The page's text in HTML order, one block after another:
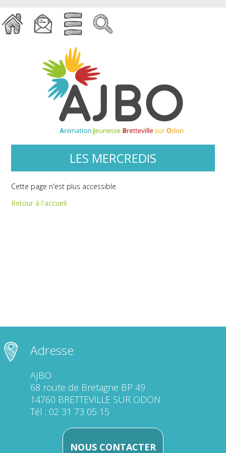
LES MERCREDIS
Cette page n'est plus accessible.
Retour à l'accueil
Adresse
AJBO
68 route de Bretagne BP 49
14760 BRETTEVILLE SUR ODON
Tél : 02 31 73 05 15
NOUS CONTACTER